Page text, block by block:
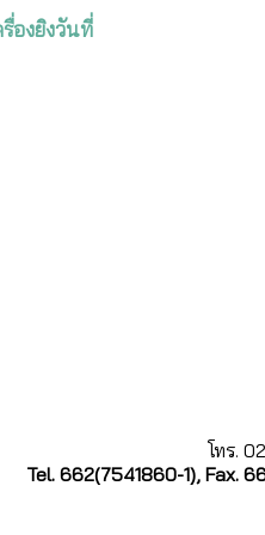
องยิงวันที่
โทร.
Tel. 662(7541860-1), Fax.